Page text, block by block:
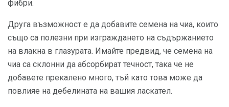
фибри.
Друга възможност е да добавите семена на чиа, които
също са полезни при изграждането на съдържанието
на влакна в глазурата. Имайте предвид, че семена на
чиа са склонни да абсорбират течност, така че не
добавете прекалено много, тъй като това може да
повлияе на дебелината на вашия ласкател.